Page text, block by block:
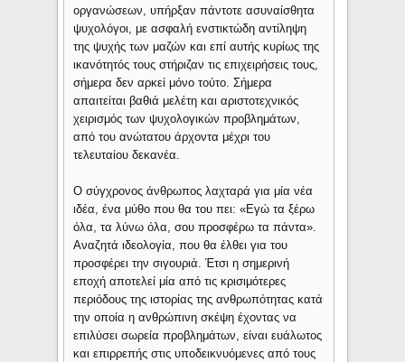
οργανώσεων, υπήρξαν πάντοτε ασυναίσθητα
ψυχολόγοι, με ασφαλή ενστικτώδη αντίληψη
της ψυχής των μαζών και επί αυτής κυρίως της
ικανότητός τους στήριζαν τις επιχειρήσεις τους,
σήμερα δεν αρκεί μόνο τούτο. Σήμερα
απαιτείται βαθιά μελέτη και αριστοτεχνικός
χειρισμός των ψυχολογικών προβλημάτων,
από του ανώτατου άρχοντα μέχρι του
τελευταίου δεκανέα.
Ο σύγχρονος άνθρωπος λαχταρά για μία νέα
ιδέα, ένα μύθο που θα του πει: «Εγώ τα ξέρω
όλα, τα λύνω όλα, σου προσφέρω τα πάντα».
Αναζητά ιδεολογία, που θα έλθει για του
προσφέρει την σιγουριά. Έτσι η σημερινή
εποχή αποτελεί μία από τις κρισιμότερες
περιόδους της ιστορίας της ανθρωπότητας κατά
την οποία η ανθρώπινη σκέψη έχοντας να
επιλύσει σωρεία προβλημάτων, είναι ευάλωτος
και επιρρεπής στις υποδεικνυόμενες από τους